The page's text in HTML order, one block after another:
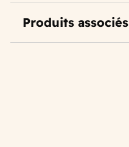
Produits associés